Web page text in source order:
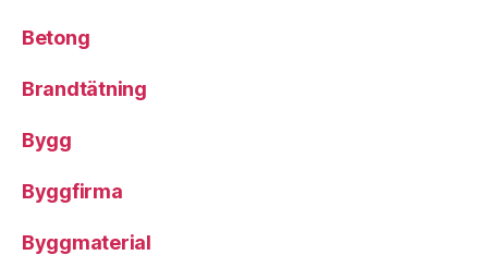
Betong
Brandtätning
Bygg
Byggfirma
Byggmaterial